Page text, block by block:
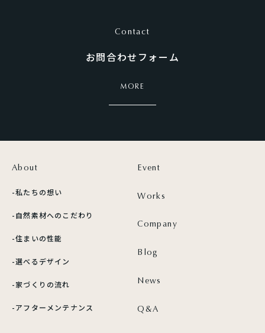
Contact
お問合わせフォーム
MORE
About
-私たちの想い
-自然素材への こだわり
-住まいの性能
-選べるデザイン
-家づくりの流れ
-アフターメンテナンス
Event
Works
Company
Blog
News
Q&A